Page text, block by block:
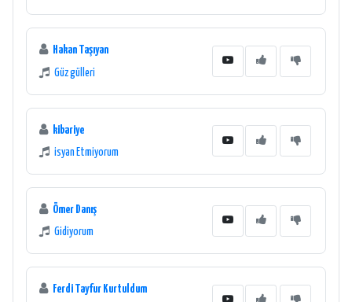
Hakan Taşıyan
Güz gülleri
kibariye
isyan Etmiyorum
Ömer Danış
Gidiyorum
Ferdi Tayfur Kurtuldum